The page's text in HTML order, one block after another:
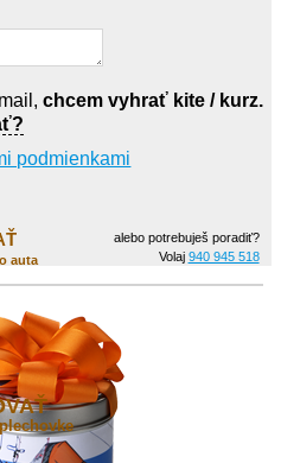
chcem vyhrať kite / kurz.
podmienkami
auta
alebo potrebuješ poradiť?
Volaj 940 945 518